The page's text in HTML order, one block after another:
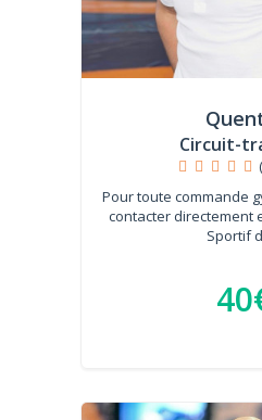
Circuit-
Pour toute commande
contacter directement
Sportif